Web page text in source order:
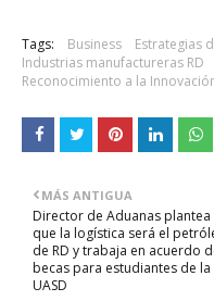
Tags: Business
Estrategias
Industrias manufactureras RD
Reconocimiento a la
MÁS ANTIGUA
Director de Aduanas plantea
que la logística será el
de RD y trabaja en acuerdo
becas para estudiantes de la
UASD